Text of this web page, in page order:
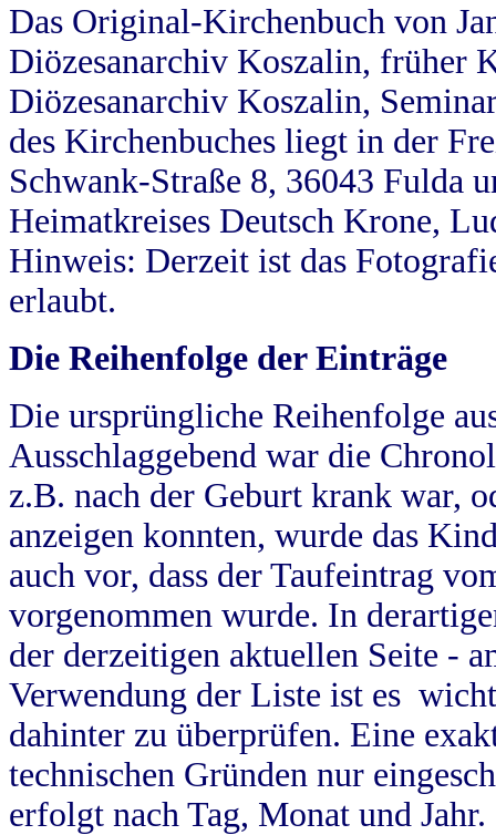
Das Original-Kirchenbuch von
Diözesanarchiv Koszalin, früher
Diözesanarchiv Koszalin,
des Kirchenbuches liegt in der
Schwank-Straße 8, 36043 Fulda
Heimatkreises Deutsch Krone,
Hinweis: Derzeit ist das
erlaubt.
Die Reihenfolge der Einträge
Die ursprüngliche Reihenfolge
Ausschlaggebend war die
z.B. nach der Geburt krank war,
anzeigen konnten, wurde das
auch vor, dass der Taufeintrag
vorgenommen wurde. In
der derzeitigen aktuellen Seite -
Verwendung der Liste ist es
dahinter zu überprüfen. Eine
technischen Gründen nur
erfolgt nach Tag, Monat und Jahr.